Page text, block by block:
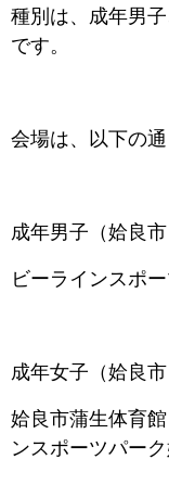
種別は、成年男
です。
会場は、以下の通
成年男子（姶良市
ビーラインスポ
成年女子（姶良市
姶良市蒲生体育
ンスポーツパー